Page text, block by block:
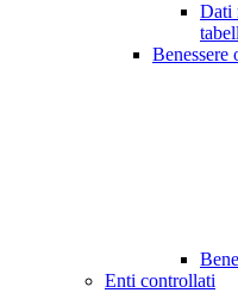
Dati
Benessere
Enti controllati